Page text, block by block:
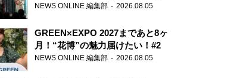
ー『アナスタシア』を紹介
NEWS ONLINE 編集部 2026.08.05
GREEN×EXPO 2027まであと8ヶ
月！“花博”の魅力届けたい！#2
NEWS ONLINE 編集部 2026.08.05